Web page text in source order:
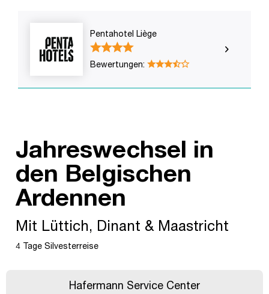
Pentahotel Liège
Bewertungen:
Jahreswechsel in
den Belgischen
Ardennen
Mit Lüttich, Dinant & Maastricht
4 Tage Silvesterreise
Hafermann Service Center